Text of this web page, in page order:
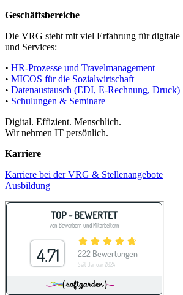
Geschäftsbereiche
Die VRG steht mit viel Erfahrung für digitale
und Services:
• HR-Prozesse und Travelmanagement
• MICOS für die Sozialwirtschaft
• Datenaustausch (EDI, E-Rechnung, Druck)
• Schulungen & Seminare
Digital. Effizient. Menschlich.
Wir nehmen IT persönlich.
Karriere
Karriere bei der VRG & Stellenangebote
Ausbildung